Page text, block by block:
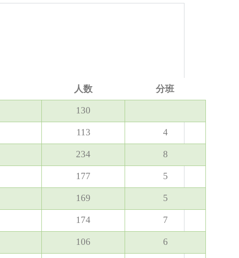
人数 分班
130
113 4
234 8
177 5
169 5
174 7
106 6